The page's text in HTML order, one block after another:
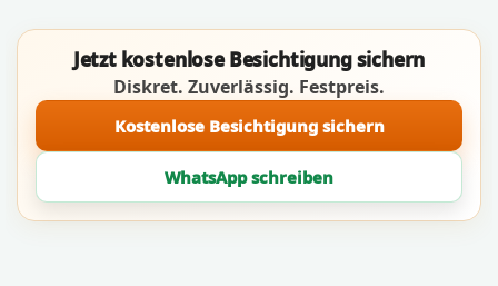
Jetzt kostenlose Besichtigung sichern
Diskret. Zuverlässig. Festpreis.
Kostenlose Besichtigung sichern
WhatsApp schreiben